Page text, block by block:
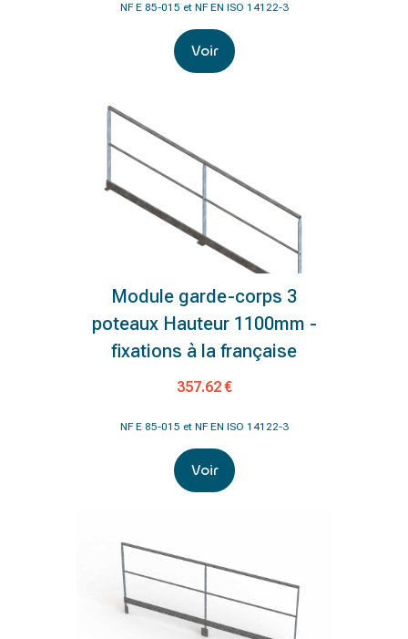
NF E 85-015 et NF EN ISO 14122-3
Voir
Module garde-corps 3
poteaux Hauteur 1100mm -
fixations à la française
357.62 €
NF E 85-015 et NF EN ISO 14122-3
Voir